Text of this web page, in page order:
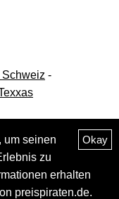
Schweiz -
Okay
um seinen
zu
erhalten
preispiraten.de.